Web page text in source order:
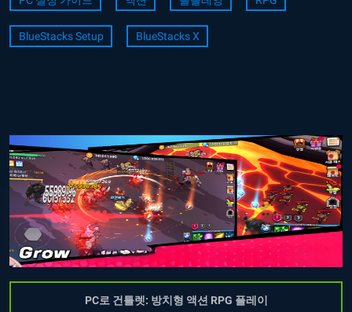
BlueStacks Setup BlueStacks X
PC로 건틀렛: 방치형 액션 RPG 플레이